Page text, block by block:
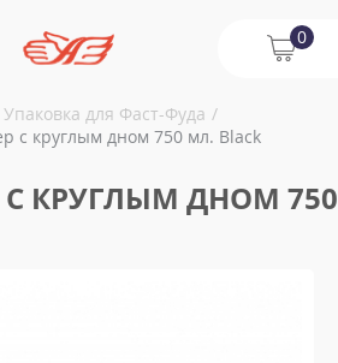
0
Упаковка для Фаст-Фуда
с круглым дном 750 мл. Black
С КРУГЛЫМ ДНОМ 750